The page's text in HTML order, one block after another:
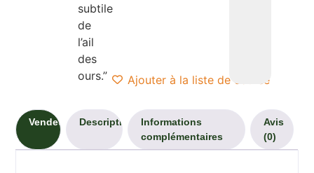
subtile
de
l’ail
des
ours.”
Ajouter à la liste de course
Vendeur Description
Informations
complémentaires
Avis
(0)